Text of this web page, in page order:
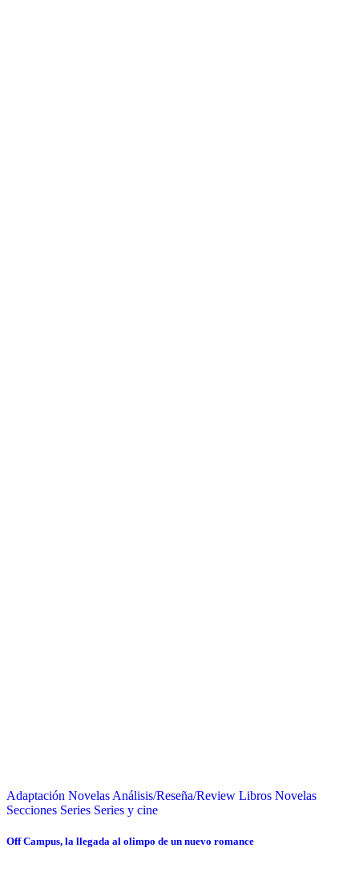
Adaptación Novelas Análisis/Reseña/Review Libros Novelas
Secciones Series Series y cine
Off Campus, la llegada al olimpo de un nuevo romance